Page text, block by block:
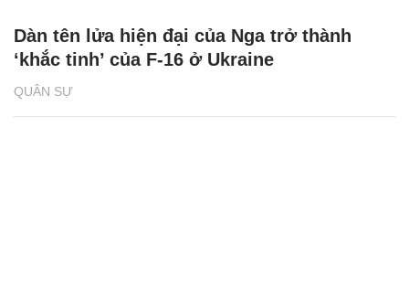
QUÂN SỰ
Dàn tên lửa hiện đại của Nga trở thành
‘khắc tinh’ của F-16 ở Ukraine